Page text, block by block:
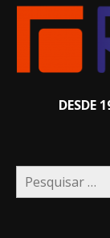
DESDE
Pesquisar
por: